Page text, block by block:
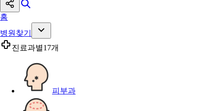
홈
병원찾기
진료과별17개
피부과